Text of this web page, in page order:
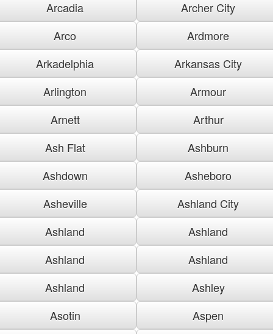
Arcadia
Archer City
Arco
Ardmore
Arkadelphia
Arkansas City
Arlington
Armour
Arnett
Arthur
Ash Flat
Ashburn
Ashdown
Asheboro
Asheville
Ashland City
Ashland
Ashland
Ashland
Ashland
Ashland
Ashley
Asotin
Aspen